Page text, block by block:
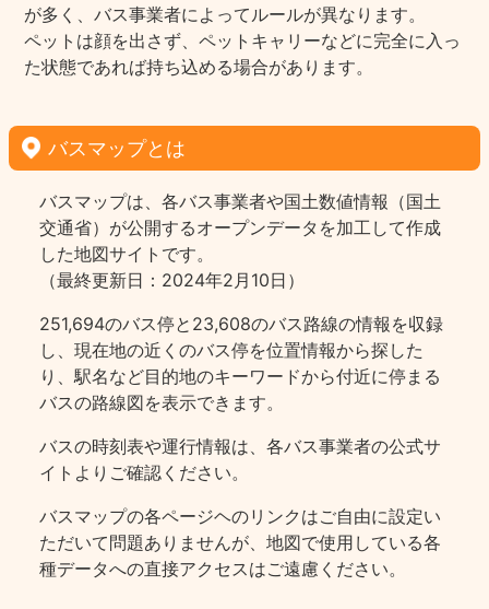
が多く、バス事業者によってルールが異なります。
ペットは顔を出さず、ペットキャリーなどに完全に入っ
た状態であれば持ち込める場合があります。
バスマップとは
バスマップは、各バス事業者や国土数値情報（国土
交通省）が公開するオープンデータを加工して作成
した地図サイトです。
（最終更新日：2024年2月10日）
251,694のバス停と23,608のバス路線の情報を収録
し、現在地の近くのバス停を位置情報から探した
り、駅名など目的地のキーワードから付近に停まる
バスの路線図を表示できます。
バスの時刻表や運行情報は、各バス事業者の公式サ
イトよりご確認ください。
バスマップの各ページヘのリンクはご自由に設定い
ただいて問題ありませんが、地図で使用している各
種データへの直接アクセスはご遠慮ください。